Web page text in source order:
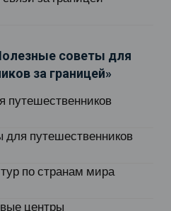
советы для
за границей»
путешественников
путешественников
по странам мира
центры